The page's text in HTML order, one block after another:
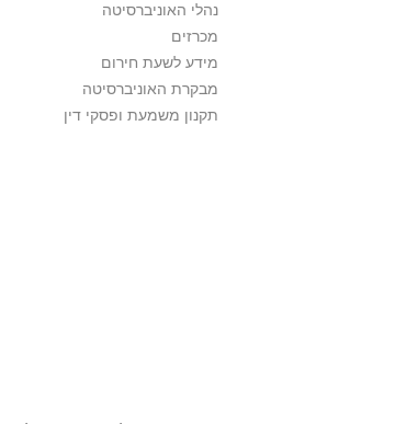
נהלי האוניברסיטה
מכרזים
מידע לשעת חירום
מבקרת האוניברסיטה
תקנון משמעת ופסקי דין